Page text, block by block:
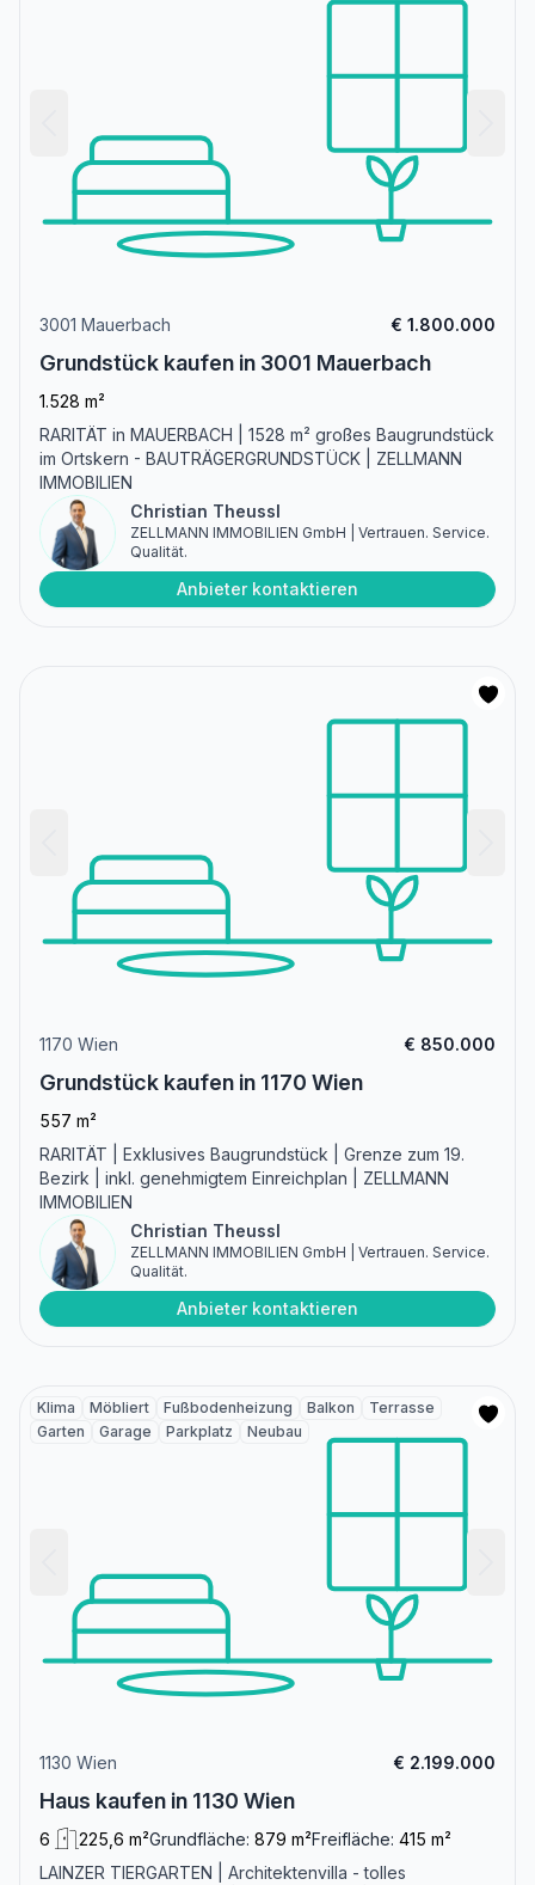
3001 Mauerbach € 1.800.000
Grundstück kaufen in 3001 Mauerbach
1.528 m²
RARITÄT in MAUERBACH | 1528 m² großes Baugrundstück
im Ortskern - BAUTRÄGERGRUNDSTÜCK | ZELLMANN
IMMOBILIEN
Christian Theussl
ZELLMANN IMMOBILIEN GmbH | Vertrauen. Service.
Qualität.
Anbieter kontaktieren
1170 Wien € 850.000
Grundstück kaufen in 1170 Wien
557 m²
RARITÄT | Exklusives Baugrundstück | Grenze zum 19.
Bezirk | inkl. genehmigtem Einreichplan | ZELLMANN
IMMOBILIEN
Christian Theussl
ZELLMANN IMMOBILIEN GmbH | Vertrauen. Service.
Qualität.
Anbieter kontaktieren
Klima Möbliert Fußbodenheizung Balkon
Terrasse
Garten
Garage Parkplatz Neubau
1130 Wien € 2.199.000
Haus kaufen in 1130 Wien
6 225,6 m²Grundfläche: 879 m²Freifläche: 415 m²
LAINZER TIERGARTEN | Architektenvilla - tolles